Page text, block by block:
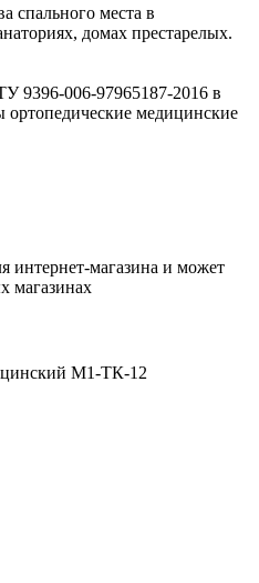
спального места в
домах престарелых.
9396-006-97965187-2016 в
ортопедические медицинские
интернет-магазина и может
магазинах
М1-ТК-12